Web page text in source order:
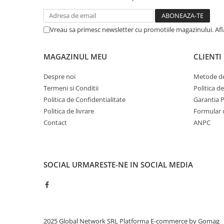
Mese gradinita
Scaune gradinita
Mobilier copii
Scaune birou pentru copii
Saltele patuturi copii
Masa si scaune gradinita
Vreau sa primesc newsletter cu promotiile magazinului.
MAGAZINUL MEU
Despre noi
Termeni si Conditii
Politica de Confidentialitate
Politica de livrare
Contact
CLIENTI
Metode
Politica
Garantia
Formular
ANPC
SOCIAL URMARESTE-NE IN SOCIAL MEDIA
2025 Global Network SRL Platforma E-commerce by Gomag